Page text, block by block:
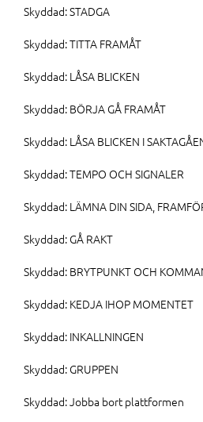
Skyddad: STADGA
Skyddad: TITTA FRAMÅT
Skyddad: LÅSA BLICKEN
Skyddad: BÖRJA GÅ FRAMÅT
Skyddad: LÅSA BLICKEN I
Skyddad: TEMPO OCH SIGNALER
Skyddad: LÄMNA DIN SIDA,
Skyddad: GÅ RAKT
Skyddad: BRYTPUNKT OCH
Skyddad: KEDJA IHOP MOMENTET
Skyddad: INKALLNINGEN
Skyddad: GRUPPEN
Skyddad: Jobba bort plattformen